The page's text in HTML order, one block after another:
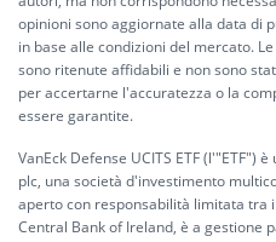
opinioni sono aggiornate alla data di
in base alle condizioni del mercato.
sono ritenute affidabili e non sono
per accertarne l'accuratezza o la
essere garantite.
VanEck Defense UCITS ETF (l'"ETF")
plc, una società d'investimento
aperto con responsabilità limitata tra
Central Bank of Ireland, è a gestione